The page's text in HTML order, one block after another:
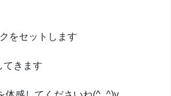
をセットします
てきます